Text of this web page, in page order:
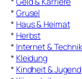
* Grusel
* Haus & Heimat
* Herbst
* Internet & Technik
* Kleidung
* Kindheit & Jugend